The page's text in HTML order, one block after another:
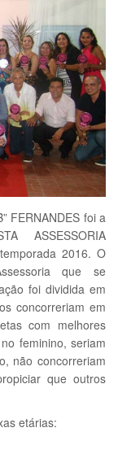
FERNANDES foi a
ASSESSORIA
2016. O
que se
foi dividida em
concorreriam em
com melhores
feminino, seriam
não concorreriam
que outros
etárias: